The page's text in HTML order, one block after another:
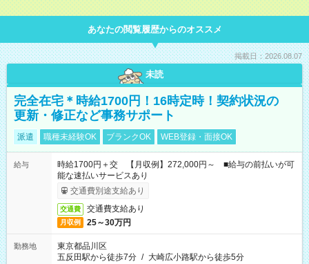
あなたの閲覧履歴からのオススメ
掲載日：2026.08.07
未読
完全在宅＊時給1700円！16時定時！契約状況の
更新・修正など事務サポート
派遣 職種未経験OK ブランクOK WEB登録・面接OK
給与
時給1700円＋交 【月収例】272,000円～ ■給与の前払いが可
能な速払いサービスあり
交通費別途支給あり
交通費 交通費支給あり
月収例 25～30万円
勤務地
東京都品川区
五反田駅から徒歩7分 / 大崎広小路駅から徒歩5分